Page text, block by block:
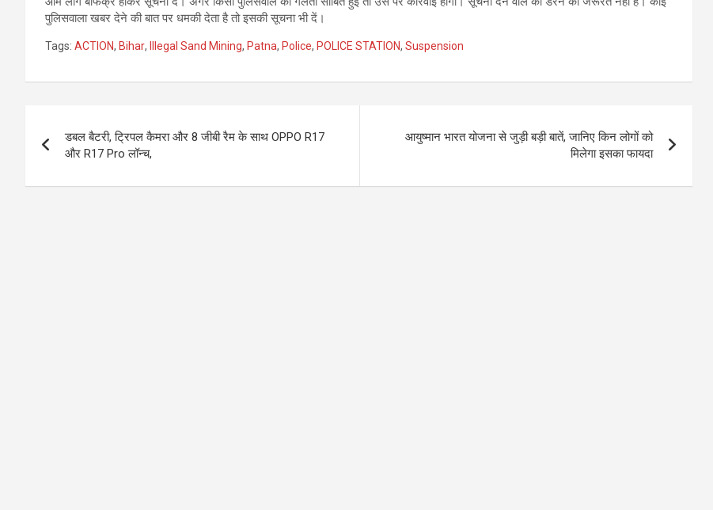
पुलिसवाला खबर देने की बात पर धमकी देता है तो इसकी सूचना भी दें।
Tags: ACTION, Bihar, Illegal Sand Mining, Patna, Police, POLICE STATION, Suspension
navigation
डबल बैटरी, ट्रिपल कैमरा और 8 जीबी रैम के साथ OPPO R17
और R17 Pro लॉन्च,
आयुष्मान भारत योजना से जुड़ी बड़ी बातें, जानिए किन लोगों को
मिलेगा इसका फायदा